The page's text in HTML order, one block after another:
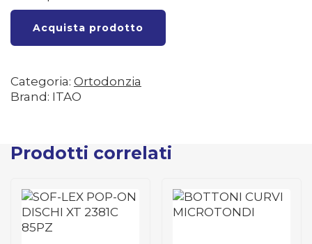
Acquista prodotto
Categoria: Ortodonzia
Brand: ITAO
Prodotti correlati